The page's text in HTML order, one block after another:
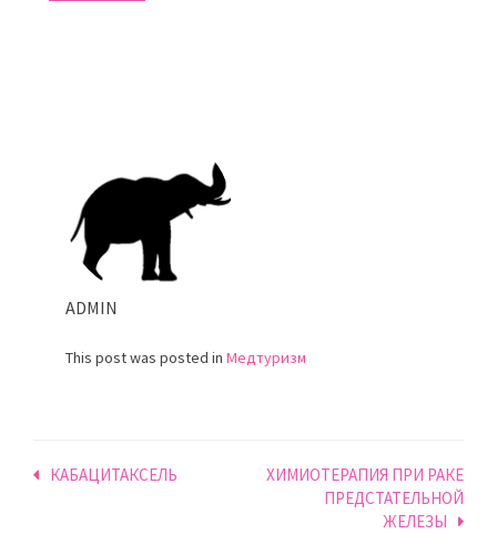
ADMIN
This post was posted in Медтуризм
Навигация
КАБАЦИТАКСЕЛЬ
ХИМИОТЕРАПИЯ ПРИ РАКЕ
ПРЕДСТАТЕЛЬНОЙ
ЖЕЛЕЗЫ